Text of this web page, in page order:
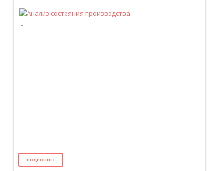
...
ПОДРОБНЕЕ